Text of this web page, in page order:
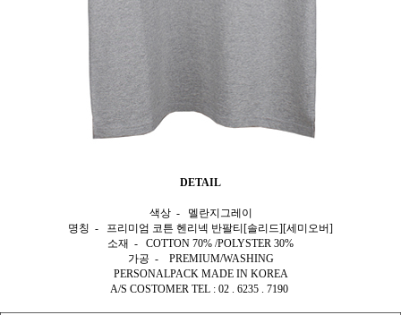
DETAIL
색상 - 멜란지그레이
명칭 - 프리미엄 코튼 헨리넥 반팔티[솔리드][세미오버]
소재 - COTTON 70% /POLYSTER 30%
가공 - PREMIUM/WASHING
PERSONALPACK MADE IN KOREA
A/S COSTOMER TEL : 02 . 6235 . 7190